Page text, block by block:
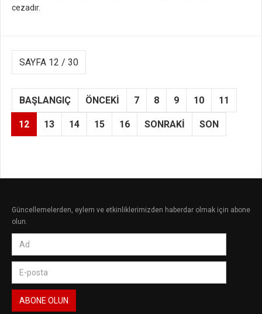
cezadır.
SAYFA 12 / 30
BAŞLANGIÇ ÖNCEKI 7 8 9 10 11
12 13 14 15 16 SONRAKI SON
Güncellemelerden, eylem ve etkinliklerimizden haberdar olmak için abone
olun.